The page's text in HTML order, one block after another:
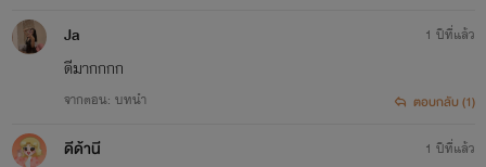
Ja
ดีมากกกก
จากตอน: บทนำ
1 ปีที่แล้ว
ตอบกลับ (1)
ดีด้านี 1 ปีที่แล้ว